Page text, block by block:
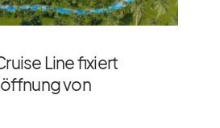
Line fixiert
von